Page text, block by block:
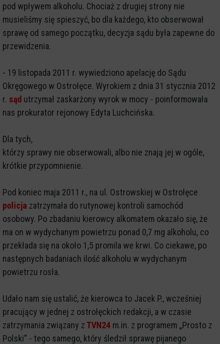
pod wpływem alkoholu. Chociaż z drugiej strony nie
musieliśmy się spieszyć, bo dla każdego, kto obserwował
sprawę od samego początku, decyzja sądu była zapewne do
przewidzenia.
- 19 listopada 2011 r. wywiedziono apelację do Sądu
Okręgowego w Ostrołęce. Wyrokiem z dnia 31 stycznia 2012
r. sąd utrzymał zaskarżony wyrok w mocy - poinformowała
nas prokurator rejonowy Edyta Luchcińska.
Dla tych,
którzy sprawy nie obserwowali, albo nie znają jej w ogóle,
krótkie przypomnienie.
Pod koniec maja 2011 r., na ul. Ostrowskiej w Ostrołęce
policja zatrzymała do rutynowej kontroli samochód
osobowy. Po zbadaniu kierowcy alkomatem okazało się, że
ma on w wydychanym powietrzu ponad 0,7 mg alkoholu, co
przekłada się na około 1,5 promila we krwi. Co ciekawe, po
następnych badaniach ilość alkoholu w wydychanym
powietrzu rosła.
Udało nam się ustalić, że kierowca to Jacek P., wcześniej
pracujący w jednej z ostrołęckich redakcji, a w czasie
zatrzymania związany z TVN24 m.in. z programem „Prosto z
Polski” - tego samego, który śledził sprawę pijanego